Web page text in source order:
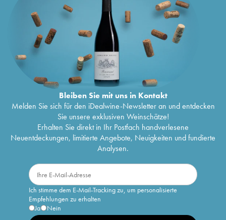
Bleiben Sie mit uns in Kontakt
Melden Sie sich für den iDealwine-Newsletter an und entdecken
Sie unsere exklusiven Weinschätze!
Erhalten Sie direkt in Ihr Postfach handverlesene
Neuentdeckungen, limitierte Angebote, Neuigkeiten und fundierte
Analysen.
Ich stimme dem E-Mail-Tracking zu, um personalisierte
Empfehlungen zu erhalten
Ja
Nein